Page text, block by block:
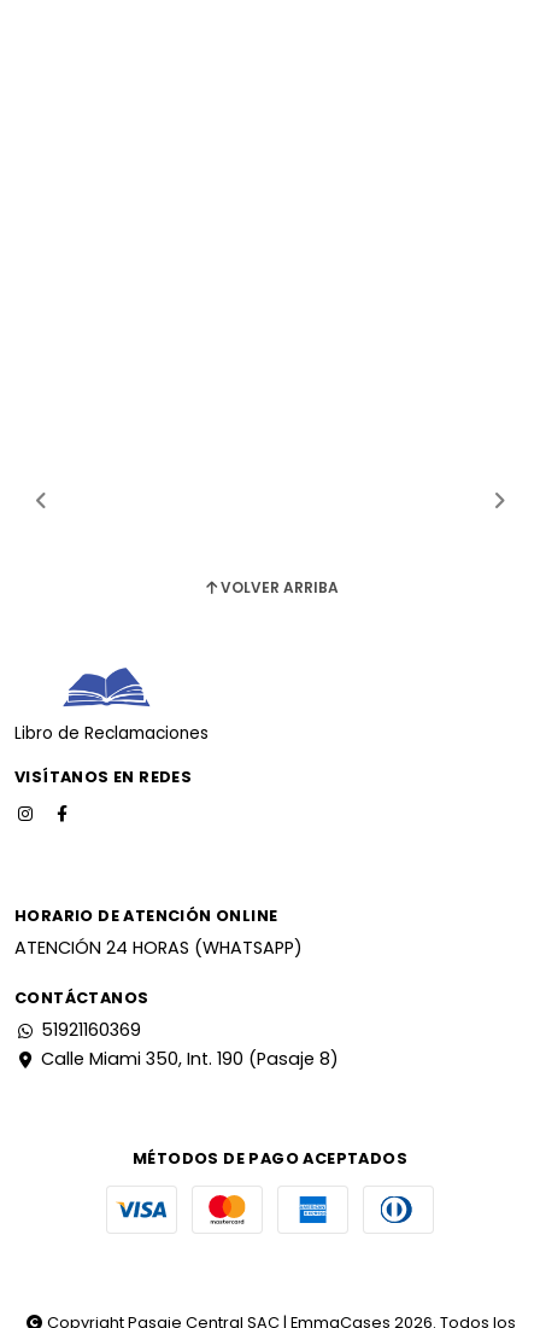
VOLVER ARRIBA
Libro de Reclamaciones
VISÍTANOS EN REDES
HORARIO DE ATENCIÓN ONLINE
ATENCIÓN 24 HORAS (WHATSAPP)
CONTÁCTANOS
51921160369
Calle Miami 350, Int. 190 (Pasaje 8)
MÉTODOS DE PAGO ACEPTADOS
Copyright Pasaje Central SAC | EmmaCases 2026. Todos los